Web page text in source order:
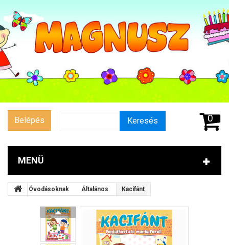
Belépés Keresés 0
MENÜ
Óvodásoknak Általános Kacifánt